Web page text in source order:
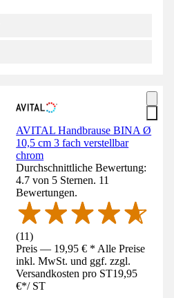
AVITAL Handbrause BINA Ø
10,5 cm 3 fach verstellbar
chrom
Durchschnittliche Bewertung:
4.7 von 5 Sternen. 11
Bewertungen.
(11)
Preis — 19,95 € * Alle Preise
inkl. MwSt. und ggf. zzgl.
Versandkosten pro ST19,95
€*/ ST